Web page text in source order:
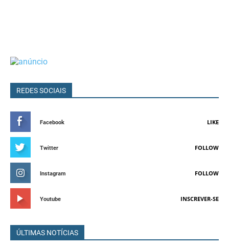
REDES SOCIAIS
Facebook LIKE
Twitter FOLLOW
Instagram FOLLOW
Youtube INSCREVER-SE
ÚLTIMAS NOTÍCIAS